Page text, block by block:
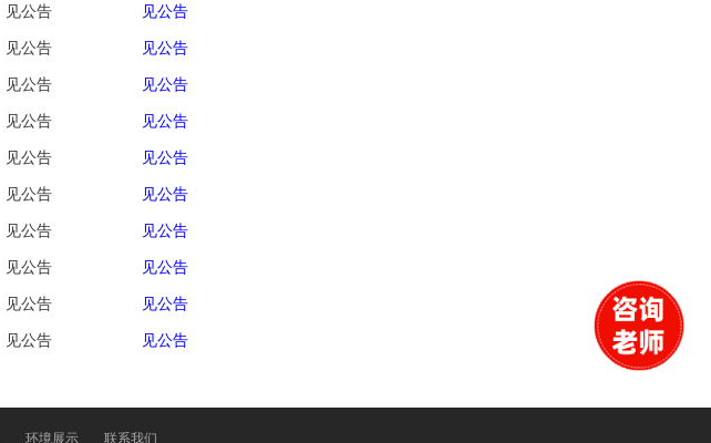
见公告 见公告
见公告 见公告
见公告 见公告
见公告 见公告
见公告 见公告
见公告 见公告
见公告 见公告
见公告 见公告
见公告 见公告
见公告 见公告
环境展示 联系我们